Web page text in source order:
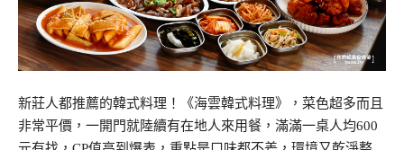
新莊人都推薦的韓式料理！《海雲韓式料理》，菜色超多而且
非常平價，一開門就陸續有在地人來用餐，滿滿一桌人均600